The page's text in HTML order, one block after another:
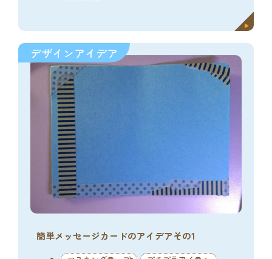
デザインアイデア
簡単メッセージカードのアイデアその1